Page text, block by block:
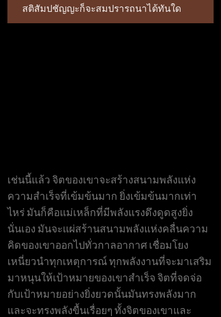
สติสัมปชัญญะก็จะสมปรารถนาได้ทันใด
เช่นนี้แล้ว จิตของเขาจะสร้างสนามพลังแห่ง
ความสำเร็จที่เข้มข้นมาก ยิ่งเข้มข้นมากเท่า
ไหร่ มันก็คือแม่เหล็กที่มีพลังแรงดึงดูดสูงยิ่ง
นั่นเอง มันจะแผ่สร้านสนามพลังแห่งคลื่นความ
คิดของเขาออกไปทั่วกาลอากาศ เชื่อมโยง
เหนี่ยวนำทุกเหตุการณ์ ทุกพลังงานที่จะมาเสริม
มาหนุนให้เป้าหมายของเขาสำเร็จ จิตที่จดจ่อ
กับเป้าหมายอย่างยิ่งยวดนั้นมันทรงพลังมาก
และจะทรงพลังขื้นเรื่อยๆ ทั้งจิตของเขาและ